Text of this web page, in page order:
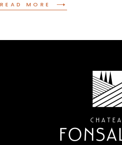
READ MORE